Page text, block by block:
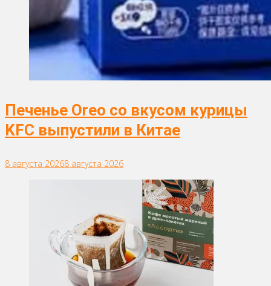
Печенье Oreo со вкусом курицы
KFC выпустили в Китае
8 августа 20268 августа 2026